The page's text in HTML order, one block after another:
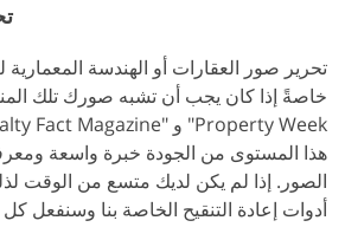
تحرير صور العقارات أو الهندسة
خاصةً إذا كان يجب أن تشبه صورك تلك
هذا المستوى من الجودة خبرة واسعة
الصور. إذا لم يكن لديك متسع من الوقت
أدوات إعادة التنقيح الخاصة بنا وسنفعل